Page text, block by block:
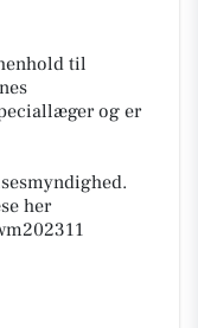
til
og er
her